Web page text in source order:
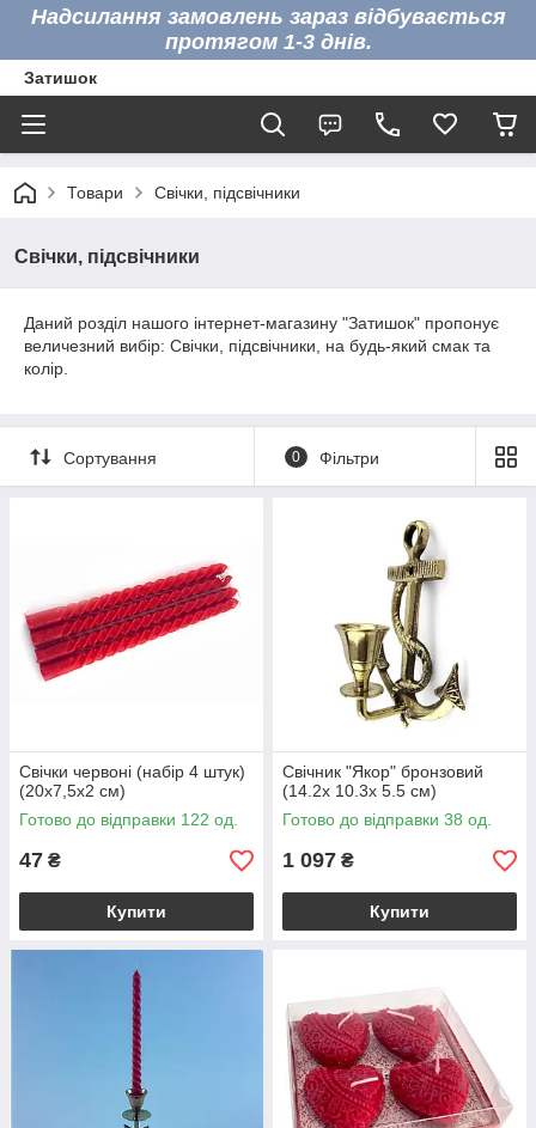
Надсилання замовлень зараз відбувається
протягом 1-3 днів.
Затишок
Товари Свічки, підсвічники
Свічки, підсвічники
Даний розділ нашого інтернет-магазину "Затишок" пропонує
величезний вибір: Свічки, підсвічники, на будь-який смак та
колір.
Сортування 0 Фільтри
Свічки червоні (набір 4 штук)
(20х7,5х2 см)
Готово до відправки 122 од.
47 ₴
Купити
Свічник "Якор" бронзовий
(14.2х 10.3х 5.5 см)
Готово до відправки 38 од.
1 097 ₴
Купити